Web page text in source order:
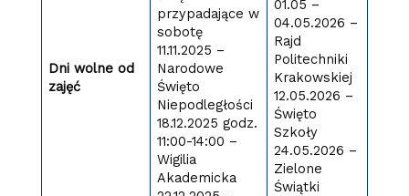
Dni wolne od
zajęć
przypadające w
sobotę
11.11.2025 –
Narodowe
Święto
Niepodległości
18.12.2025 godz.
11:00-14:00 –
Wigilia
Akademicka
01.05 –
04.05.2026 –
Rajd
Politechniki
Krakowskiej
12.05.2026 –
Święto
Szkoły
24.05.2026 –
Zielone
Świątki